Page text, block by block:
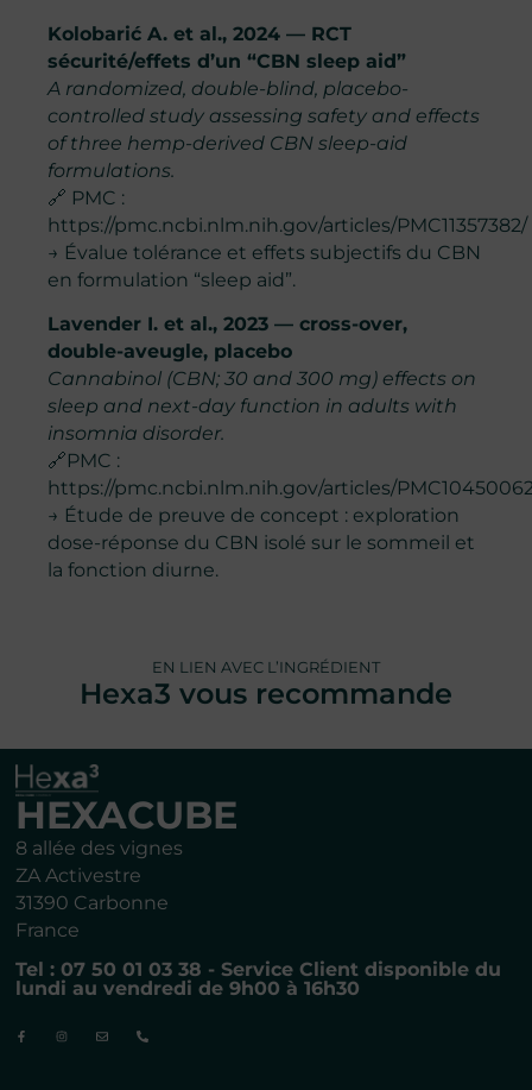
Kolobarić A. et al., 2024 — RCT
sécurité/effets d’un “CBN sleep aid”
A randomized, double-blind, placebo-
controlled study assessing safety and effects
of three hemp-derived CBN sleep-aid
formulations.
🔗 PMC :
https://pmc.ncbi.nlm.nih.gov/articles/PMC11357382/
→ Évalue tolérance et effets subjectifs du CBN
en formulation “sleep aid”.
Lavender I. et al., 2023 — cross-over,
double-aveugle, placebo
Cannabinol (CBN; 30 and 300 mg) effects on
sleep and next-day function in adults with
insomnia disorder.
🔗PMC :
https://pmc.ncbi.nlm.nih.gov/articles/
→ Étude de preuve de concept : exploration
dose-réponse du CBN isolé sur le sommeil et
la fonction diurne.
EN LIEN AVEC L’INGRÉDIENT
Hexa3 vous recommande
HEXACUBE
8 allée des vignes
ZA Activestre
31390 Carbonne
France
Tel : 07 50 01 03 38 - Service Client disponible du
lundi au vendredi de 9h00 à 16h30